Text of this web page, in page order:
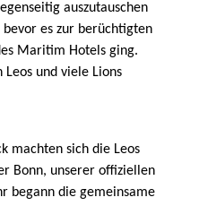
auszutauschen
bevor es zur berüchtigten
Maritim Hotels ging.
und viele Lions
machten sich die Leos
Bonn, unserer offiziellen
begann die gemeinsame